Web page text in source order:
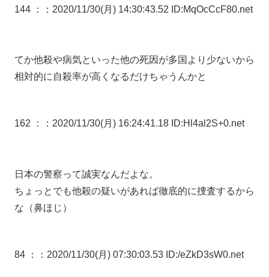
144 ： ：2020/11/30(月) 14:30:43.52 ID:MqOcCcF80.net
てか他殺や病気といった他の死因が多国より少ないから
相対的に自殺率が高くなるだけちゃうんかと
162 ： ：2020/11/30(月) 16:24:41.18 ID:Hl4al2S+0.net
日本の警察って誠実なんだよな。
ちょっとでも他殺の疑いがあれば徹底的に捜査するから
な（鼻ほじ）
84 ： ：2020/11/30(月) 07:30:03.53 ID:/eZkD3sW0.net